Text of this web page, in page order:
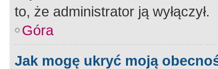
to, że administrator ją wyłączył.
Góra
Jak mogę ukryć moją